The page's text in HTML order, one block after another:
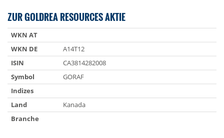
ZUR GOLDREA RESOURCES AKTIE
WKN AT
WKN DE
A14T12
ISIN
CA3814282008
Symbol
GORAF
Indizes
Land
Kanada
Branche